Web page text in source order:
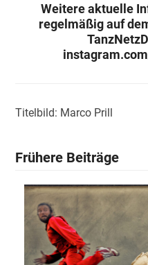
Weitere aktuelle
regelmäßig auf
Titelbild: Marco Prill
Frühere Beiträge